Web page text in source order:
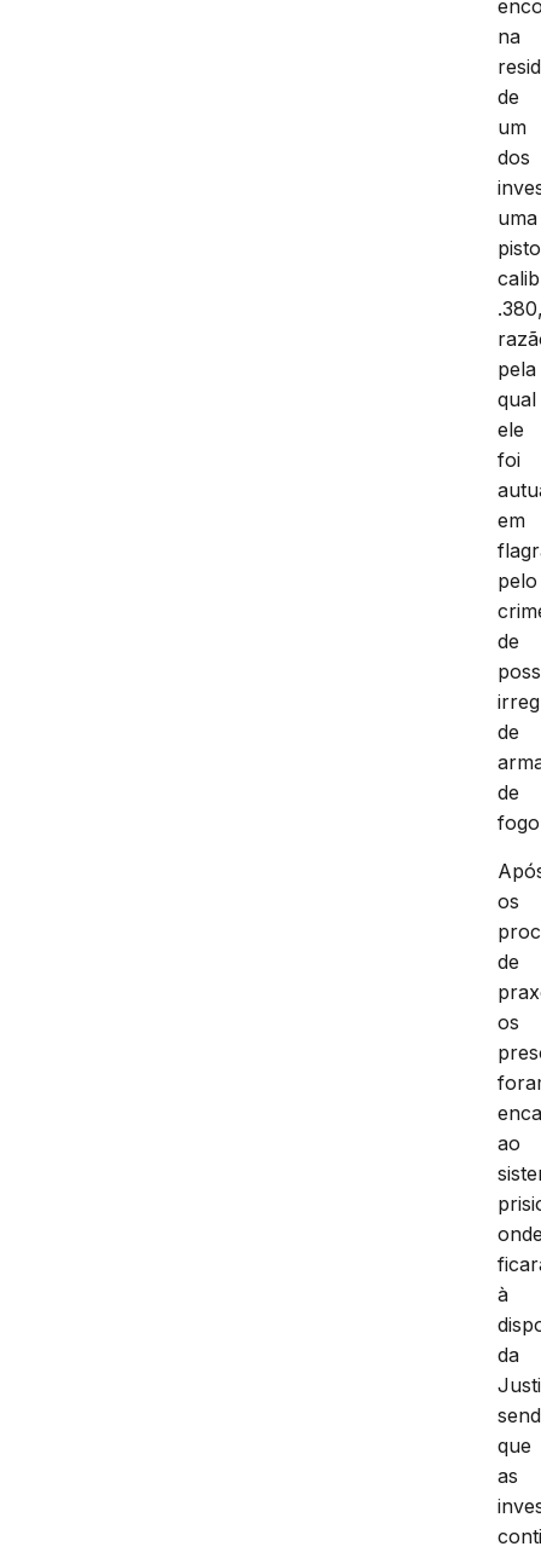
na
de
um
dos
uma
pela
qual
ele
foi
em
pelo
de
de
de
os
de
os
ao
à
da
que
as